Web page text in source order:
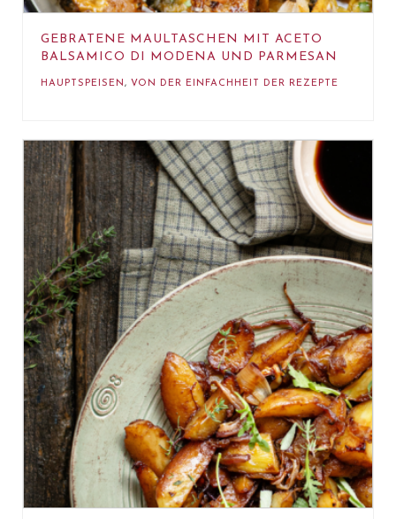
GEBRATENE MAULTASCHEN MIT ACETO
BALSAMICO DI MODENA UND PARMESAN
HAUPTSPEISEN, VON DER EINFACHHEIT DER REZEPTE